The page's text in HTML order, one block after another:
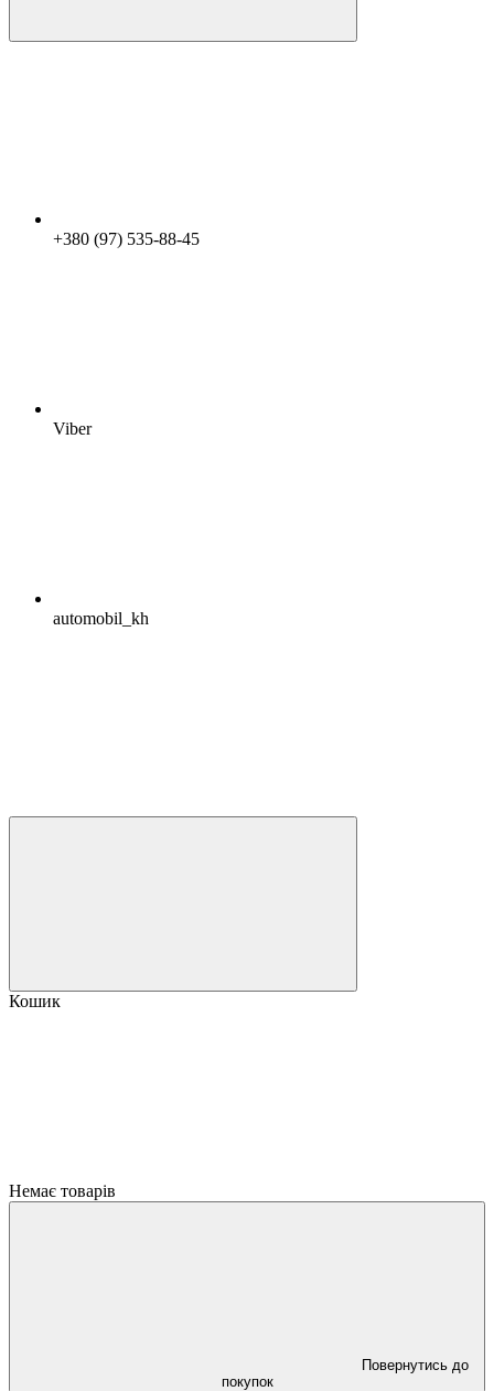
+380 (97) 535-88-45
Viber
automobil_kh
Кошик
Немає товарів
Повернутись до
покупок